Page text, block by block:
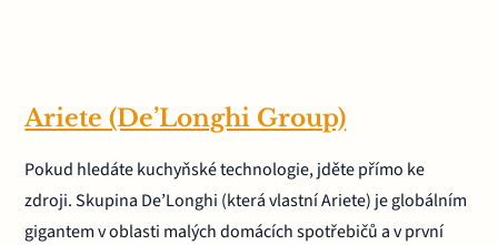
Ariete (De’Longhi Group)
Pokud hledáte kuchyňské technologie, jděte přímo ke
zdroji. Skupina De’Longhi (která vlastní Ariete) je globálním
gigantem v oblasti malých domácích spotřebičů a v první